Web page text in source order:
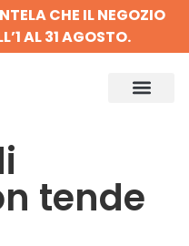
CHE IL NEGOZIO
AL 31 AGOSTO.
tende